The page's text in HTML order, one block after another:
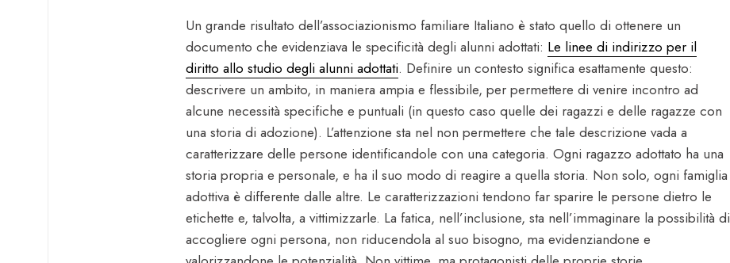
Un grande risultato dell’associazionismo familiare Italiano è stato quello di ottenere un
documento che evidenziava le specificità degli alunni adottati: Le linee di indirizzo per il
diritto allo studio degli alunni adottati. Definire un contesto significa esattamente questo:
descrivere un ambito, in maniera ampia e flessibile, per permettere di venire incontro ad
alcune necessità specifiche e puntuali (in questo caso quelle dei ragazzi e delle ragazze con
una storia di adozione). L’attenzione sta nel non permettere che tale descrizione vada a
caratterizzare delle persone identificandole con una categoria. Ogni ragazzo adottato ha una
storia propria e personale, e ha il suo modo di reagire a quella storia. Non solo, ogni famiglia
adottiva è differente dalle altre. Le caratterizzazioni tendono far sparire le persone dietro le
etichette e, talvolta, a vittimizzarle. La fatica, nell’inclusione, sta nell’immaginare la possibilità di
accogliere ogni persona, non riducendola al suo bisogno, ma evidenziandone e